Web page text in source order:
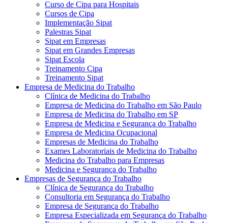
Curso de Cipa para Hospitais
Cursos de Cipa
Implementação Sipat
Palestras Sipat
Sipat em Empresas
Sipat em Grandes Empresas
Sipat Escola
Treinamento Cipa
Treinamento Sipat
Empresa de Medicina do Trabalho
Clínica de Medicina do Trabalho
Empresa de Medicina do Trabalho em São Paulo
Empresa de Medicina do Trabalho em SP
Empresa de Medicina e Segurança do Trabalho
Empresa de Medicina Ocupacional
Empresas de Medicina do Trabalho
Exames Laboratoriais de Medicina do Trabalho
Medicina do Trabalho para Empresas
Medicina e Segurança do Trabalho
Empresas de Segurança do Trabalho
Clínica de Segurança do Trabalho
Consultoria em Segurança do Trabalho
Empresa de Segurança do Trabalho
Empresa Especializada em Segurança do Trabalho